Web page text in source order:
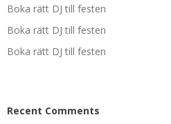
Boka rätt DJ till festen
Boka rätt DJ till festen
Boka rätt DJ till festen
Recent Comments